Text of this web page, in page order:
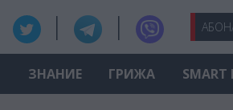
АБО
ЗНАНИЕ ГРИЖА SMART